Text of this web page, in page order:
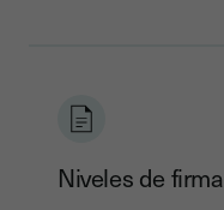
Niveles de